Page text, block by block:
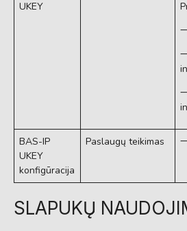
UKEY
BAS-IP
UKEY
konfigūracija
Paslaugų teikimas
SLAPUKŲ